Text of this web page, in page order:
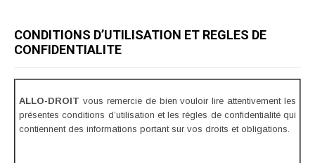
CONDITIONS D’UTILISATION ET REGLES DE
CONFIDENTIALITE
ALLO-DROIT vous remercie de bien vouloir lire attentivement les
présentes conditions d’utilisation et les règles de confidentialité qui
contiennent des informations portant sur vos droits et obligations.